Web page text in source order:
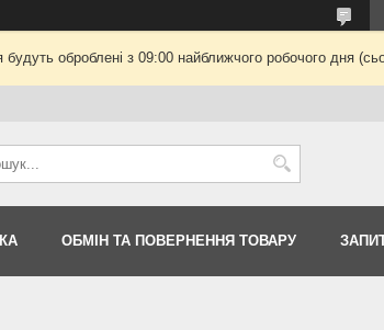
оброблені з 09:00 найближчого робочого дня
ОБМІН ТА ПОВЕРНЕННЯ ТОВАРУ